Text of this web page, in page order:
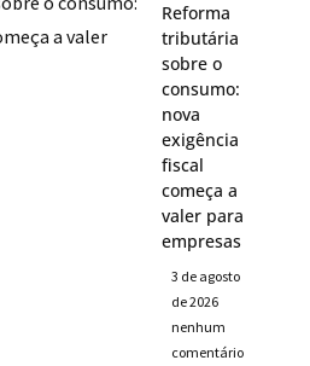
Reforma
tributária
sobre o
consumo:
nova
exigência
fiscal
começa a
valer para
empresas
3 de agosto
de 2026
nenhum
comentário